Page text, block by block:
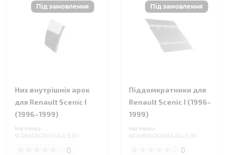
Низ внутрішніх арок
для Renault Scenic I
(1996–1999)
Код товару:
51.RNSCNCXXX1.ALL.0.00
0
Піддомкратники для
Renault Scenic I (1996–
1999)
Код товару:
60.WBJACKXXXX.ALL.0.00
0